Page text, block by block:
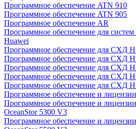
Программное обеспечение ATN 910
Программное обеспечение ATN 905
Программное обеспечение AR
Программное обеспечение для
Huawei
Программное обеспечение для СХД
Программное обеспечение для СХД
Программное обеспечение для СХД
Программное обеспечение для СХД
Программное обеспечение для СХД
Программное обеспечение и
Программное обеспечение и
OceanStor 5300 V3
Программное обеспечение и